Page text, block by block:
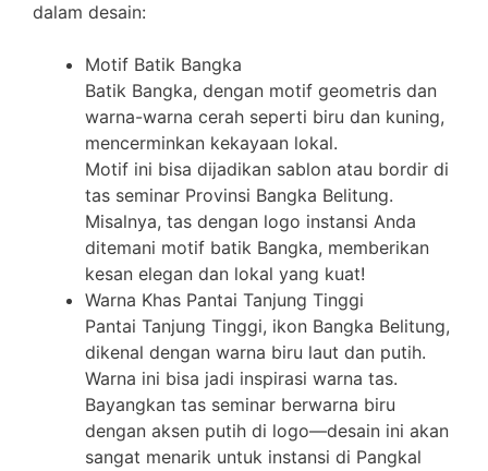
dalam desain:
Motif Batik Bangka
Batik Bangka, dengan motif geometris dan
warna-warna cerah seperti biru dan kuning,
mencerminkan kekayaan lokal.
Motif ini bisa dijadikan sablon atau bordir di
tas seminar Provinsi Bangka Belitung.
Misalnya, tas dengan logo instansi Anda
ditemani motif batik Bangka, memberikan
kesan elegan dan lokal yang kuat!
Warna Khas Pantai Tanjung Tinggi
Pantai Tanjung Tinggi, ikon Bangka Belitung,
dikenal dengan warna biru laut dan putih.
Warna ini bisa jadi inspirasi warna tas.
Bayangkan tas seminar berwarna biru
dengan aksen putih di logo—desain ini akan
sangat menarik untuk instansi di Pangkal